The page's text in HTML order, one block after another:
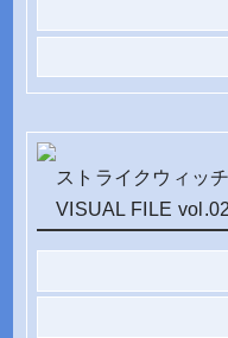
ストライクウィッ
VISUAL FILE